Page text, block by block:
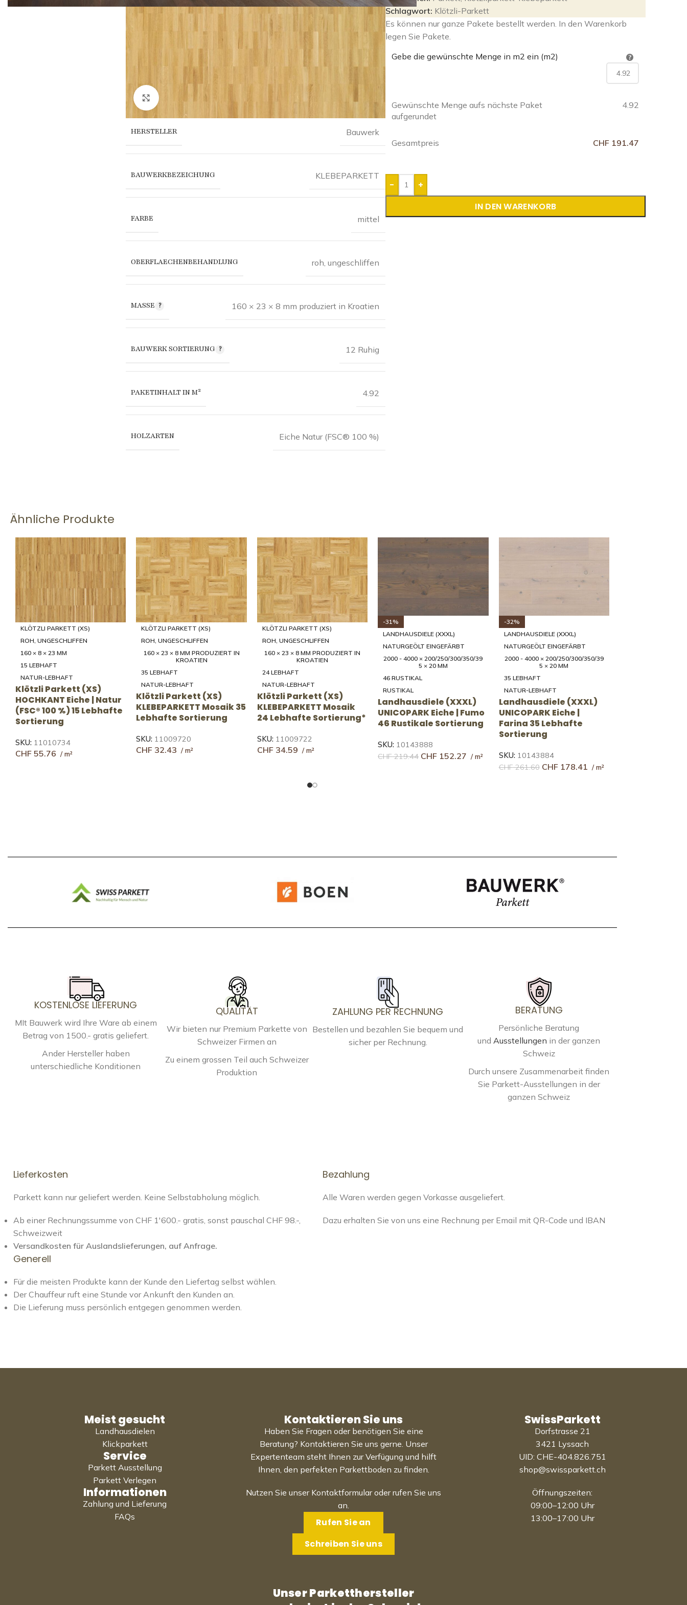
Click to enlarge
HERSTELLER Bauwerk
BAUWERKBEZEICHUNG KLEBEPARKETT
FARBE mittel
OBERFLAECHENBEHANDLUNG roh, ungeschliffen
MASSE 160 × 23 × 8 mm produziert in Kroatien
BAUWERK SORTIERUNG 12 Ruhig
PAKETINHALT IN M² 4.92
HOLZARTEN Eiche Natur (FSC® 100 %)
Schlagwort: Klötzli-Parkett
Es können nur ganze Pakete bestellt werden. In den Warenkorb
legen Sie Pakete.
Gebe die gewünschte Menge in m2 ein (m2)
Gewünschte Menge aufs nächste Paket
aufgerundet
4.92
Gesamtpreis CHF 191.47
-
+
IN DEN WARENKORB
Ähnliche Produkte
-31%
LANDHAUSDIELE (XXXL)
NATURGEÖLT EINGEFÄRBT
5 × 20 MM
46 RUSTIKAL
RUSTIKAL
Landhausdiele (XXXL)
UNICOPARK Eiche | Fumo
46 Rustikale Sortierung
SKU: 10143888
CHF219.44 CHF
-32%
LANDHAUSDIELE (XXXL)
NATURGEÖLT EINGEFÄRBT
2000 - 4000 × 200/250/300/350/39
Landhausdiele (XXXL)
UNICOPARK Eiche |
Farina 35 Lebhafte
Sortierung
SKU: 10143884
-32%
LANDHAUSDIELE (XXXL)
NATURGEÖLT EINGEFÄRBT
2000 - 4000 × 200/250/300/350/39
Landhausdiele (XXXL)
UNICOPARK Eiche |
Avorio 35 Lebhafte
Sortierung
SKU: 10143886
-30%
LANDHAUSDIELE (XXXL)
NATURGEÖLT
2000 - 4000 × 200/250/300/350/39
5 × 20 MM
46 RUSTIKAL
RUSTIKAL
Landhausdiele (XXXL)
UNICOPARK Eiche | Natur
46 Rustikale Sortierung
SKU: 10143882
CHF214.04 CHF 148.92
-32%
LANDHAUSDIELE (XXXL)
NATURGEÖLT
2000 - 4000 × 200/250/300/350/39
5 × 20 MM
35 LEBHAFT
NATUR-LEBHAFT
Landhausdiele (XXXL)
UNICOPARK Eiche | Natur
35 Lebhafte Sortierung
CHF258.36 CHF
KOSTENLOSE LIEFERUNG
MIt Bauwerk wird Ihre Ware ab einem
Betrag von 1500.- gratis geliefert.
Ander Hersteller haben
unterschiedliche Konditionen
QUALITÄT
Wir bieten nur Premium Parkette von
Schweizer Firmen an
Zu einem grossen Teil auch Schweizer
Produktion
ZAHLUNG PER RECHNUNG
Bestellen und bezahlen Sie bequem und
sicher per Rechnung.
BERATUNG
Persönliche Beratung
und Ausstellungen in der ganzen
Schweiz
Durch unsere Zusammenarbeit finden
Sie Parkett-Ausstellungen in der
ganzen Schweiz
Lieferkosten
Parkett kann nur geliefert werden. Keine Selbstabholung möglich.
Ab einer Rechnungssumme von CHF 1'600.- gratis, sonst pauschal CHF 98.-,
Schweizweit
Versandkosten für Auslandslieferungen, auf Anfrage.
Generell
Für die meisten Produkte kann der Kunde den Liefertag selbst wählen.
Der Chauffeur ruft eine Stunde vor Ankunft den Kunden an.
Die Lieferung muss persönlich entgegen genommen werden.
Bezahlung
Alle Waren werden gegen Vorkasse ausgeliefert.
Dazu erhalten Sie von uns eine Rechnung per Email mit QR-Code und IBAN
Meist gesucht
Landhausdielen
Klickparkett
Service
Parkett Ausstellung
Parkett Verlegen
Informationen
Zahlung und Lieferung
FAQs
Kontaktieren Sie uns
Haben Sie Fragen oder benötigen Sie eine
Beratung? Kontaktieren Sie uns gerne. Unser
Expertenteam steht Ihnen zur Verfügung und hilft
Ihnen, den perfekten Parkettboden zu finden.
Nutzen Sie unser Kontaktformular oder rufen Sie uns
an.
Rufen Sie an
Schreiben Sie uns
SwissParkett
Dorfstrasse 21
3421 Lyssach
UID: CHE-404.826.751
shop@swissparkett.ch
Öffnungszeiten:
09:00–12:00 Uhr
13:00–17:00 Uhr
Unser Parketthersteller